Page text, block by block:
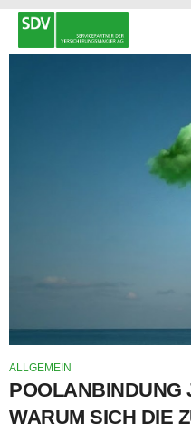
ALLGEMEIN
POOLANBINDUNG
WARUM SICH DIE